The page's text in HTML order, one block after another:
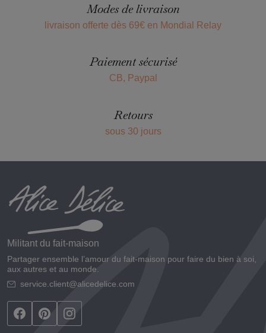
Modes de livraison
livraison offerte dès 69€ en Mondial Relay
Paiement sécurisé
CB, Paypal
Retours
sous 30 jours
Militant du fait-maison
Partager ensemble l’amour du fait-maison pour faire du bien à soi,
aux autres et au monde.
service.client@alicedelice.com